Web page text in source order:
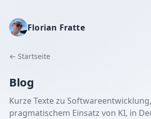
Florian Fratte
← Startseite
Blog
Kurze Texte zu
pragmatischem Einsatz von KI, in